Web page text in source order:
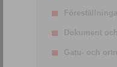
Dokument
Gatu- och